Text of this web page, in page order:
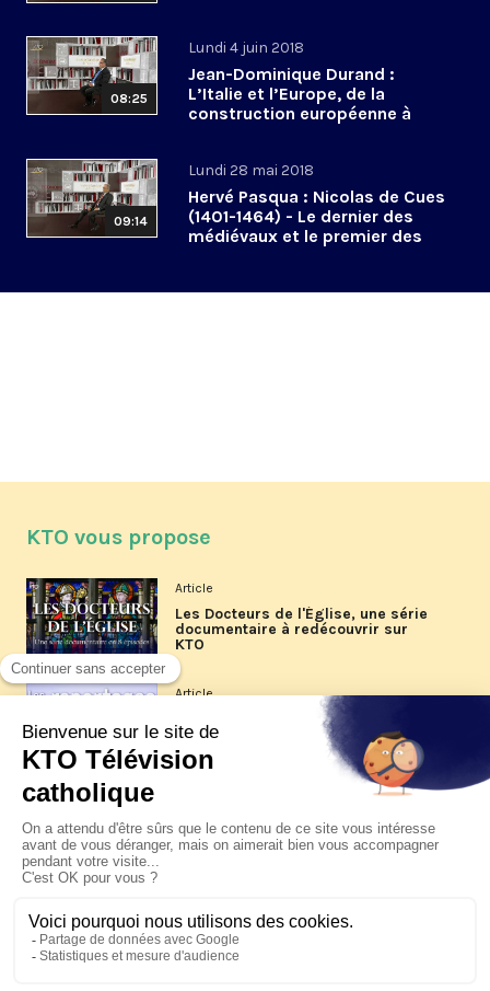
08:25
Lundi 4 juin 2018
Jean-Dominique Durand :
L’Italie et l’Europe, de la
construction européenne à
09:14
Lundi 28 mai 2018
Hervé Pasqua : Nicolas de Cues
(1401-1464) - Le dernier des
médiévaux et le premier des
KTO vous propose
Article
Les Docteurs de l'Église, une série
documentaire à redécouvrir sur
KTO
Article
Les reportages d'été 2026 de KTO
La visite pastorale du pape Léon
XIV à Assise à suivre sur KTO le
jeudi 6 août
Le pape en Uruguay, Argentine et
Pérou du 6 au 17 novembre 2026